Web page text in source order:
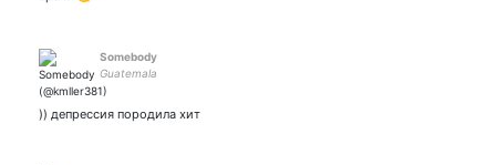
Somebody
Guatemala
)) депрессия породила хит